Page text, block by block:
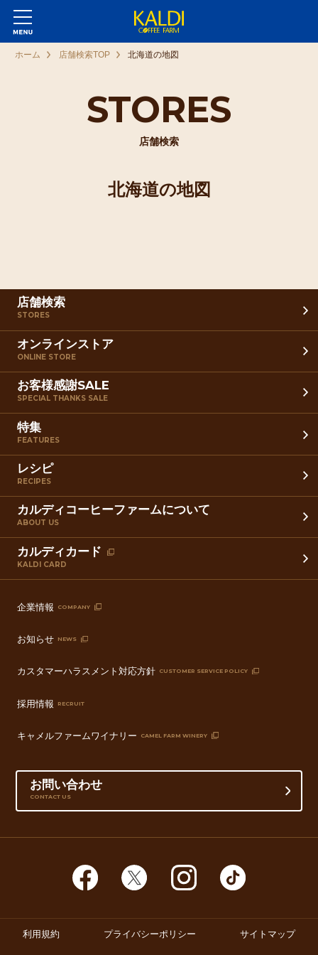
STORES
店舗検索
ホーム 店舗検索TOP 北海道の地図
北海道の地図
店舗検索
STORES
オンラインストア
ONLINE STORE
お客様感謝SALE
SPECIAL THANKS SALE
特集
FEATURES
レシピ
RECIPES
カルディコーヒーファームについて
ABOUT US
カルディカード
KALDI CARD
企業情報 COMPANY
お知らせ NEWS
カスタマーハラスメント対応方針 CUSTOMER SERVICE POLICY
採用情報 RECRUIT
キャメルファームワイナリー CAMEL FARM WINERY
お問い合わせ
CONTACT US
利用規約 プライバシーポリシー サイトマップ